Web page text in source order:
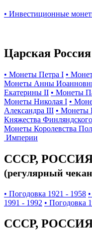
• Инвестиционные
Царская Россия
• Монеты Петра I •
Монеты Анны
Екатерины II • Монеты
Монеты Николая I •
Александра III • Монеты
Княжества
Монеты Королевства
Империи
СССР,
(регулярный
• Погодовка 1921 - 1958
1991 - 1992 • Погодовка
СССР,